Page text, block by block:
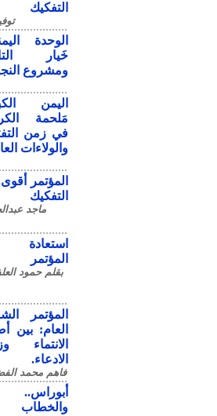
التفكيك
الوحدة
خَيار
ومشروع
​اليمن
مَلحمة
في زمن
والولاءات
المؤتمر
التفكيك
ماجد
استعادة
المؤتمر
بقلم حمود
المؤتمر
العام: بين
الانتماء
الادعاء.
فاهم محمد
أبوراس..
والخطاب